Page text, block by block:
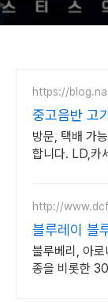
https://
중고음반 고
가능
방문, 택배 가능. 음반(CD,LP,DVD,Tape)을 고가에
합니다. LD,카
http://
블루레이 블
베리묘목 농
블루베리, 아
종을 비롯한